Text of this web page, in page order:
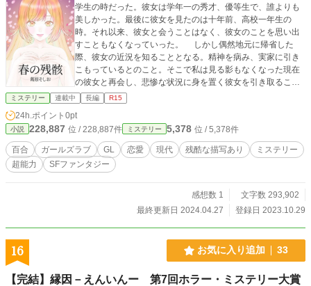
学生の時だった。彼女は学年一の秀才、優等生で、誰よりも
美しかった。最後に彼女を見たのは十年前、高校一年生の
時。それ以来、彼女と会うことはなく、彼女のことを思い出
すこともなくなっていった。 しかし偶然地元に帰省した
際、彼女の近況を知ることとなる。精神を病み、実家に引き
こもっているとのこと。そこで私は見る影もなくなった現在
の彼女と再会し、悲惨な状況に身を置く彼女を引き取ること
に決める。 共同生活を始めて一ヶ月、落ち着いてきたこ
ろ、私は奇妙な夢を見た。それは過去の、中学二年の始業式
の夢で、当時の彼女が現れた。私は思わず彼女に告白してし
まった。それはただの夢だと思っていたが、本来知らないは
ずの彼女のアドレスや、身に覚えのない記憶が私の中にあっ
た。 あの夢は私が忘れていた記憶なのか。あるいは夢の中
の行動が過去を変え、現実を改変するのか。そしてなぜこん
はない。ただ彼女を、杏奈を救うために、この現象を利用す
ミステリー 連載中 長編 R15
24h.ポイント 0pt
小説 228,887 位 / 228,887件 ミステリー 5,378 位 / 5,378件
百合 ガールズラブ GL 恋愛 現代 残酷な描写あり
ミステリー
超能力
SFファンタジー
感想数 1
文字数 293,902
最終更新日 2024.04.27
登録日 2023.10.29
16 お気に入り追加 33
【完結】縁因－えんいんー 第7回ホラー・ミステリー大賞